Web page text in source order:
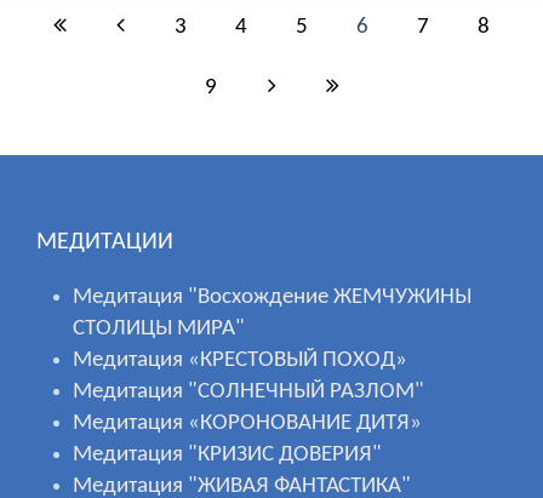
3 4 5 6 7 8
9
МЕДИТАЦИИ
Медитация "Восхождение ЖЕМЧУЖИНЫ
СТОЛИЦЫ МИРА"
Медитация «КРЕСТОВЫЙ ПОХОД»
Медитация "СОЛНЕЧНЫЙ РАЗЛОМ"
Медитация «КОРОНОВАНИЕ ДИТЯ»
Медитация "КРИЗИС ДОВЕРИЯ"
Медитация "ЖИВАЯ ФАНТАСТИКА"